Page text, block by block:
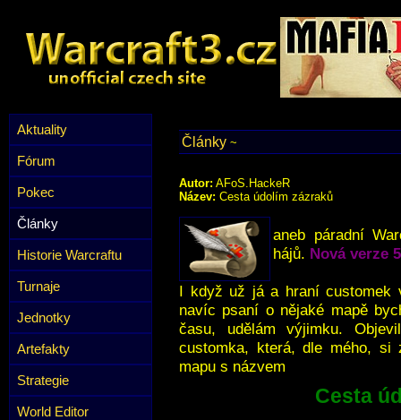
Aktuality
Fórum
Pokec
Články
Historie Warcraftu
Turnaje
Jednotky
Artefakty
Strategie
World Editor
Články ~
Autor: AFoS.HackeR
Název: Cesta údolím zázraků
aneb páradní
hájů. Nová verze
I když už já a hraní customek
navíc psaní o nějaké mapě
času, udělám výjimku.
customka, která, dle mého,
mapu s názvem
Cesta